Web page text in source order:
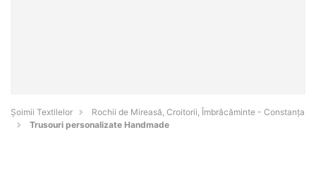
Șoimii Textilelor
Rochii de Mireasă, Croitorii, Îmbrăcăminte - Constanţa
Trusouri personalizate Handmade